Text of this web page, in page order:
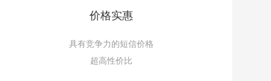
价格实惠
具有竞争力的短信价格
超高性价比